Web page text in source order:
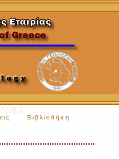
Βιβλιοθήκη